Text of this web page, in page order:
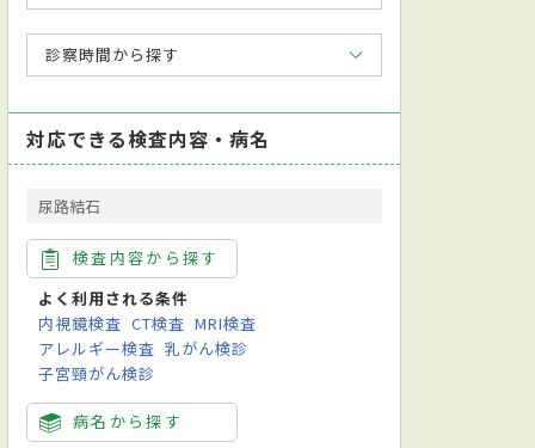
診察時間から探す
対応できる検査内容・病名
尿路結石
検査内容から探す
よく利用される条件
内視鏡検査 CT検査 MRI検査
アレルギー検査 乳がん検診
子宮頸がん検診
病名から探す